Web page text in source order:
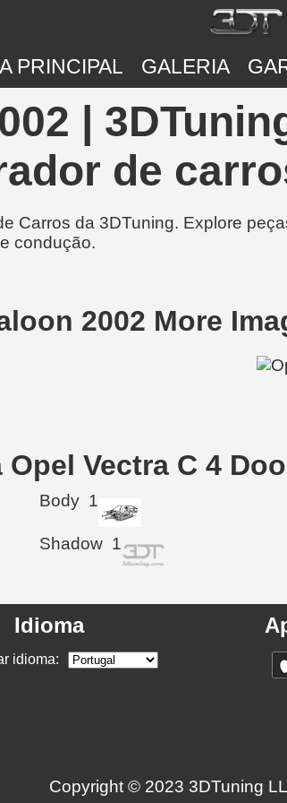
PRINCIPAL GALERIA
|
de
Carros da 3DTuning. Explore
condução.
2002 More
Vectra C 4
Body 1
Shadow 1
Idioma
idioma:
Copyright © 2023 3DTuning